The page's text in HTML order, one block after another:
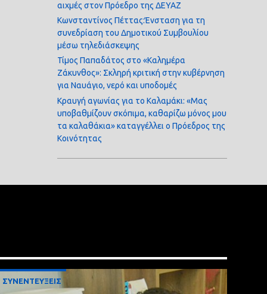
αιχμές στον Πρόεδρο της ΔΕΥΑΖ
Κωνσταντίνος Πέττας:Ένσταση για τη
συνεδρίαση του Δημοτικού Συμβουλίου
μέσω τηλεδιάσκεψης
Τίμος Παπαδάτος στο «Καλημέρα
Ζάκυνθος»: Σκληρή κριτική στην κυβέρνηση
για Ναυάγιο, νερό και υποδομές
Κραυγή αγωνίας για το Καλαμάκι: «Μας
υποβαθμίζουν σκόπιμα, καθαρίζω μόνος μου
τα καλαθάκια» καταγγέλλει ο Πρόεδρος της
Κοινότητας
ΣΥΝΕΝΤΕΥΞΕΙΣ